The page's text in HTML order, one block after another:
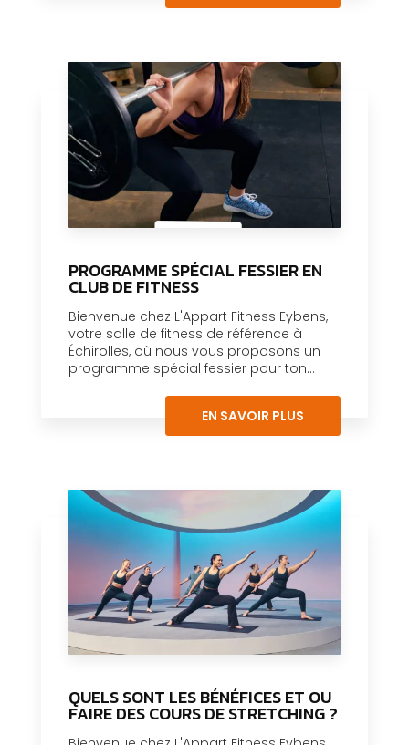
PROGRAMME SPÉCIAL FESSIER EN
CLUB DE FITNESS
Bienvenue chez L'Appart Fitness Eybens,
votre salle de fitness de référence à
Échirolles, où nous vous proposons un
programme spécial fessier pour ton...
EN SAVOIR PLUS
QUELS SONT LES BÉNÉFICES ET OU
FAIRE DES COURS DE STRETCHING ?